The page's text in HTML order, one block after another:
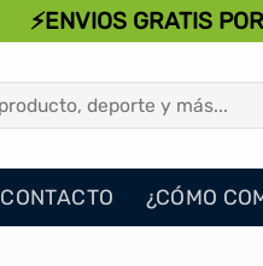
⚡ENVIOS GRATIS
CONTACTO ¿CÓMO